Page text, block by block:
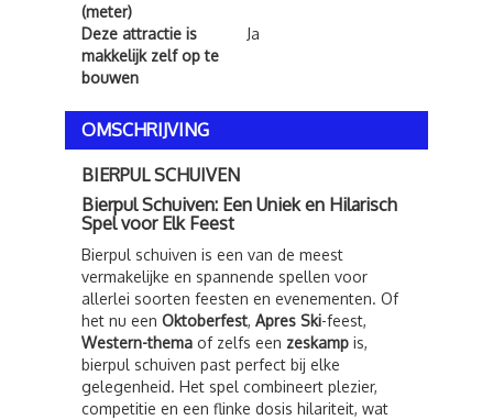
(meter)
Deze attractie is
makkelijk zelf op te
bouwen
Ja
OMSCHRIJVING
BIERPUL SCHUIVEN
Bierpul Schuiven: Een Uniek en Hilarisch
Spel voor Elk Feest
Bierpul schuiven is een van de meest
vermakelijke en spannende spellen voor
allerlei soorten feesten en evenementen. Of
het nu een Oktoberfest, Apres Ski-feest,
Western-thema of zelfs een zeskamp is,
bierpul schuiven past perfect bij elke
gelegenheid. Het spel combineert plezier,
competitie en een flinke dosis hilariteit, wat